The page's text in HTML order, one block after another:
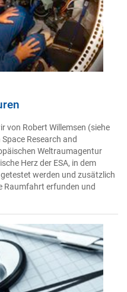
von Robert Willemsen (siehe
Research and
Weltraumagentur
Herz der ESA, in dem
werden und zusätzlich
Raumfahrt erfunden und